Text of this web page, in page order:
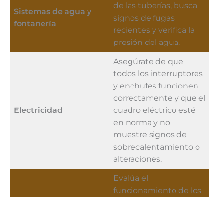
Sistemas de agua y
fontanería
de las tuberías, busca
signos de fugas
recientes y verifica la
presión del agua.
Electricidad
Asegúrate de que
todos los interruptores
y enchufes funcionen
correctamente y que el
cuadro eléctrico esté
en norma y no
muestre signos de
sobrecalentamiento o
alteraciones.
Evalúa el
funcionamiento de los